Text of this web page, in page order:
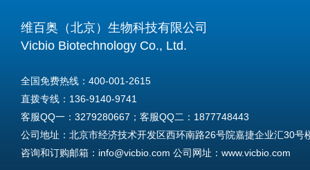
维百奥（北京）生物科技有限公司
Vicbio Biotechnology Co., Ltd.
全国免费热线：400-001-2615
直拨专线：136-9140-9741
客服QQ一：3279280667；客服QQ二：1877748443
公司地址：北京市经济技术开发区西环南路26号院嘉捷企业汇30号
咨询和订购邮箱：info@vicbio.com 公司网址：www.vicbio.com